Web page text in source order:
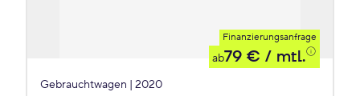
Finanzierungsanfrage
ab79 € / mtl.
Gebrauchtwagen | 2020